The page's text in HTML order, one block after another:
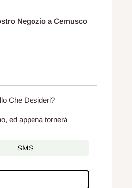
Negozio a Cernusco
Che Desideri?
ed appena tornerà
SMS